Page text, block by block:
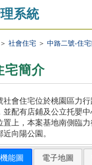
系統
社會住宅＞ 中路二號-住
宅簡介
社會住宅位於桃園區力
並配有店鋪及公立托嬰
置上，本案基地南側臨
向陽公園。
能圖 電子地圖